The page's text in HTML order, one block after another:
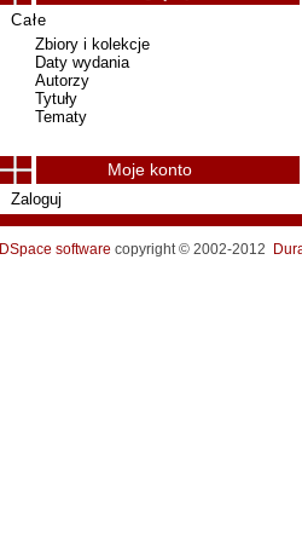
Całe
Zbiory i kolekcje
Daty wydania
Autorzy
Tytuły
Tematy
Moje konto
Zaloguj
DSpace software copyright © 2002-2012